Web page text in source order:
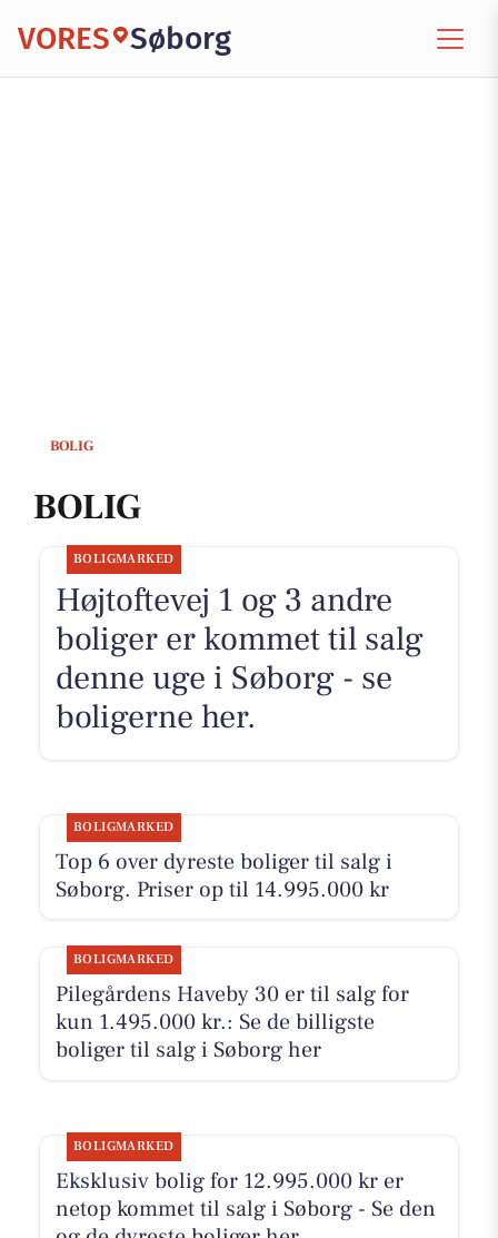
VORES Søborg
BOLIG
BOLIG
BOLIGMARKED
Højtoftevej 1 og 3 andre
boliger er kommet til salg
denne uge i Søborg - se
boligerne her.
BOLIGMARKED
Top 6 over dyreste boliger til salg i
Søborg. Priser op til 14.995.000 kr
BOLIGMARKED
Pilegårdens Haveby 30 er til salg for
kun 1.495.000 kr.: Se de billigste
boliger til salg i Søborg her
BOLIGMARKED
Eksklusiv bolig for 12.995.000 kr er
netop kommet til salg i Søborg - Se den